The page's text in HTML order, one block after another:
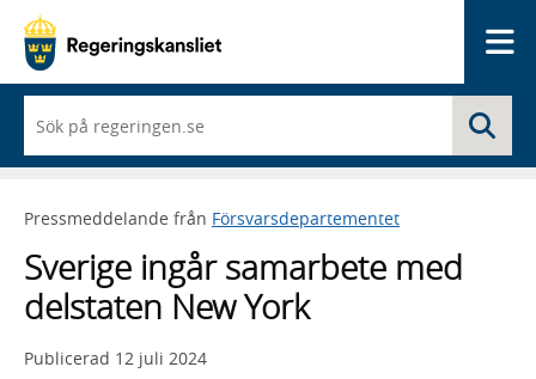
du
börjar
skriva
framträder
lista
med
sökförslag
Pressmeddelande från Försvarsdepartementet
Sverige ingår samarbete med
delstaten New York
Publicerad 12 juli 2024